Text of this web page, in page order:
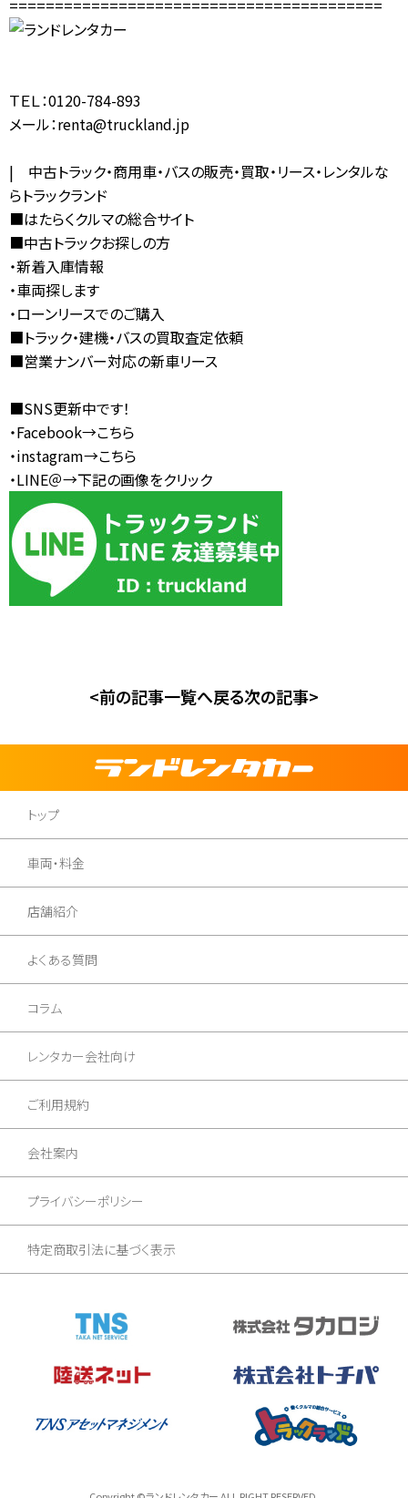
=========================================
ＴＥＬ：0120-784-893
メール：renta@truckland.jp
| 中古トラック・商用車・バスの販売・買取・リース・レンタルな
らトラックランド
■はたらくクルマの総合サイト
■中古トラックお探しの方
・新着入庫情報
・車両探します
・ローンリースでのご購入
■トラック・建機・バスの買取査定依頼
■営業ナンバー対応の新車リース
■SNS更新中です！
・Facebook→こちら
・instagram→こちら
・LINE＠→下記の画像をクリック
<前の記事一覧へ戻る次の記事>
トップ
車両・料金
店舗紹介
よくある質問
コラム
レンタカー会社向け
ご利用規約
会社案内
プライバシーポリシー
特定商取引法に基づく表示